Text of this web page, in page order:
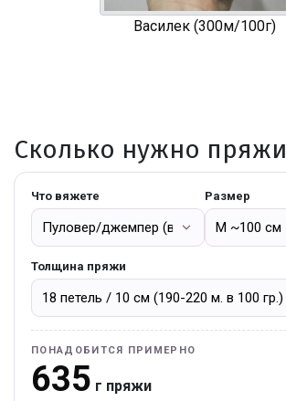
Василек (300м/100г)
Сколько нужно пряжи
Что вяжете Размер
Толщина пряжи
ПОНАДОБИТСЯ ПРИМЕРНО
635 г пряжи